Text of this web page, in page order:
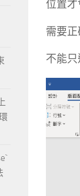
位置
需要
不能